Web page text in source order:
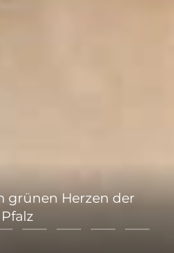
grünen Herzen der
Pfalz